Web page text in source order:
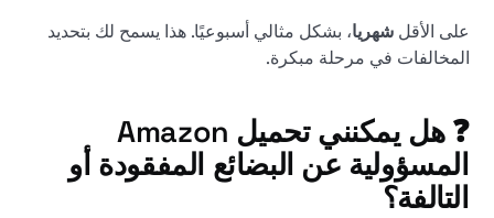
على الأقلشهريا، بشكل مثالي أسبوعيًا. هذا يسمح لك بتحديد
المخالفات في مرحلة مبكرة.
❓ هل يمكنني تحميل Amazon
المسؤولية عن البضائع المفقودة أو
التالفة؟